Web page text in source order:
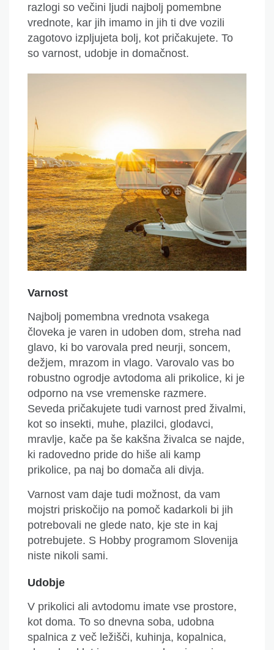
razlogi so večini ljudi najbolj pomembne
vrednote, kar jih imamo in jih ti dve vozili
zagotovo izpljujeta bolj, kot pričakujete. To
so varnost, udobje in domačnost.
Varnost
Najbolj pomembna vrednota vsakega
človeka je varen in udoben dom, streha nad
glavo, ki bo varovala pred neurji, soncem,
dežjem, mrazom in vlago. Varovalo vas bo
robustno ogrodje avtodoma ali prikolice, ki je
odporno na vse vremenske razmere.
Seveda pričakujete tudi varnost pred živalmi,
kot so insekti, muhe, plazilci, glodavci,
mravlje, kače pa še kakšna živalca se najde,
ki radovedno pride do hiše ali kamp
prikolice, pa naj bo domača ali divja.
Varnost vam daje tudi možnost, da vam
mojstri priskočijo na pomoč kadarkoli bi jih
potrebovali ne glede nato, kje ste in kaj
potrebujete. S Hobby programom Slovenija
niste nikoli sami.
Udobje
V prikolici ali avtodomu imate vse prostore,
kot doma. To so dnevna soba, udobna
spalnica z več ležišči, kuhinja, kopalnica,